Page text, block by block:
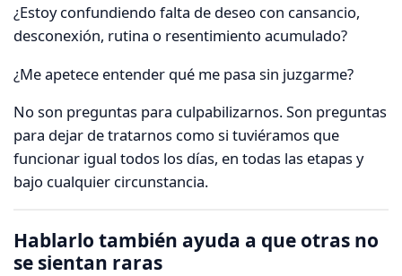
¿Estoy confundiendo falta de deseo con cansancio,
desconexión, rutina o resentimiento acumulado?
¿Me apetece entender qué me pasa sin juzgarme?
No son preguntas para culpabilizarnos. Son preguntas
para dejar de tratarnos como si tuviéramos que
funcionar igual todos los días, en todas las etapas y
bajo cualquier circunstancia.
Hablarlo también ayuda a que otras no
se sientan raras